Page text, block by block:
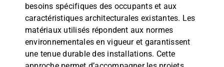
besoins spécifiques des occupants et aux
caractéristiques architecturales existantes. Les
matériaux utilisés répondent aux normes
environnementales en vigueur et garantissent
une tenue durable des installations. Cette